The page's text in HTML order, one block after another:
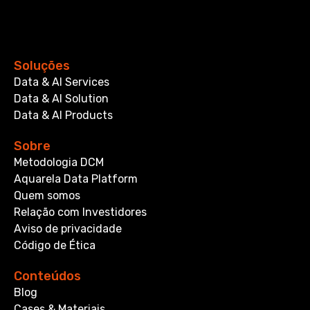
Soluções
Data & AI Services
Data & AI Solution
Data & AI Products
Sobre
Metodologia DCM
Aquarela Data Platform
Quem somos
Relação com Investidores
Aviso de privacidade
Código de Ética
Conteúdos
Blog